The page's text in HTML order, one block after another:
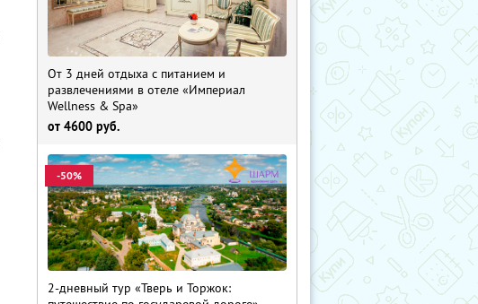
От 3 дней отдыха с питанием и
развлечениями в отеле «Империал
Wellness & Spa»
от 4600 руб.
-50%
2-дневный тур «Тверь и Торжок: